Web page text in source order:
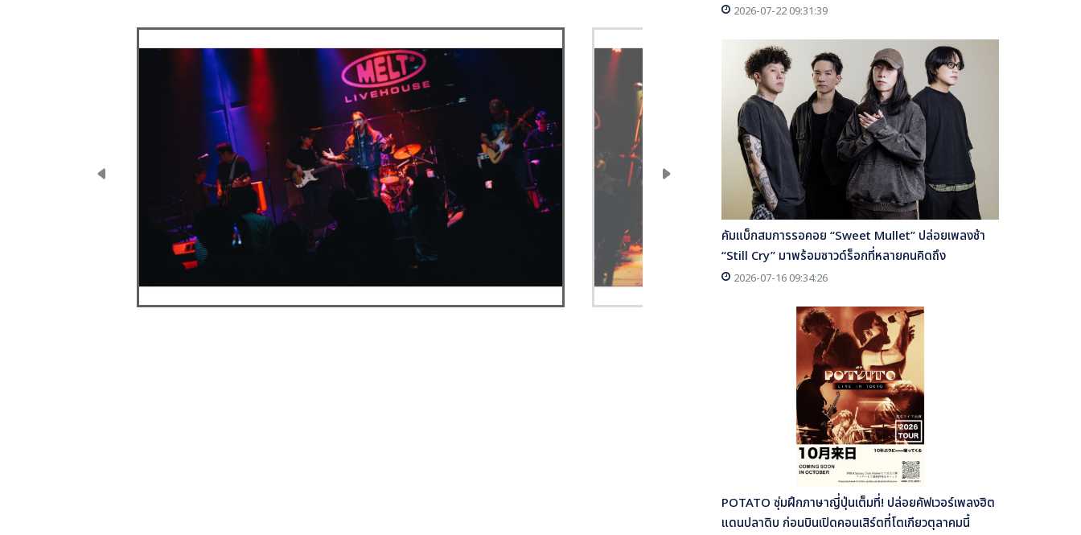
2026-07-22 09:31:39
คัมแบ็กสมการรอคอย “Sweet Mullet” ปล่อยเพลงช้า
“Still Cry” มาพร้อมซาวด์ร็อกที่หลายคนคิดถึง
2026-07-16 09:34:26
POTATO ซุ่มฝึกภาษาญี่ปุ่นเต็มที่! ปล่อยคัฟเวอร์เพลงฮิต
แดนปลาดิบ ก่อนบินเปิดคอนเสิร์ตที่โตเกียวตุลาคมนี้